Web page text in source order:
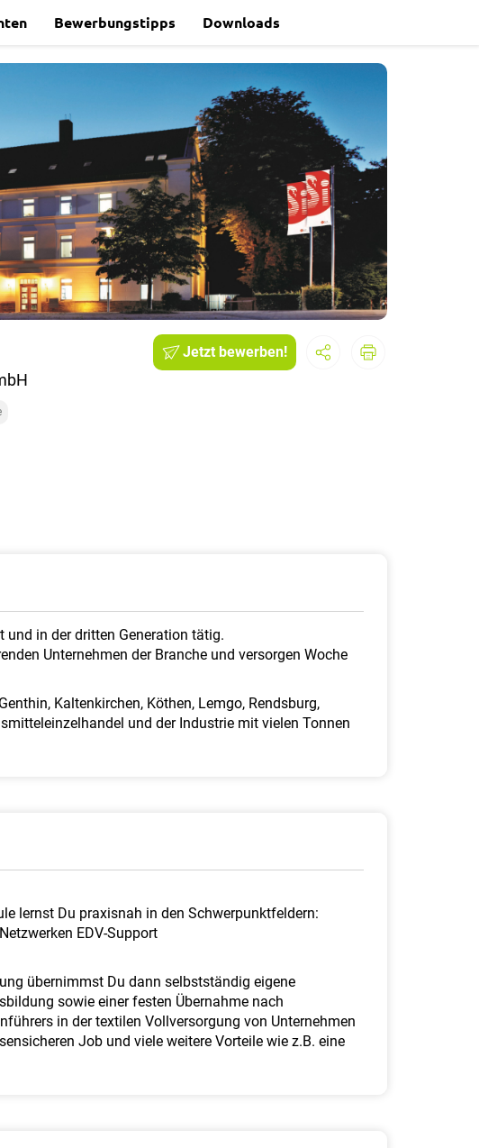
Bewerbungstipps Downloads
Jetzt bewerben!
in der dritten Generation tätig.
Unternehmen der Branche und versorgen Woche
Kaltenkirchen, Köthen, Lemgo, Rendsburg,
und der Industrie mit vielen Tonnen
lernst Du praxisnah in den Schwerpunktfeldern:
EDV-Support
übernimmst Du dann selbstständig eigene
sowie einer festen Übernahme nach
in der textilen Vollversorgung von Unternehmen
Job und viele weitere Vorteile wie z.B. eine